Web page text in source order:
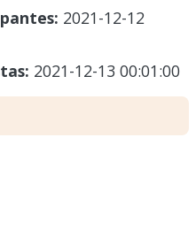
2021-12-12
2021-12-13 00:01:00